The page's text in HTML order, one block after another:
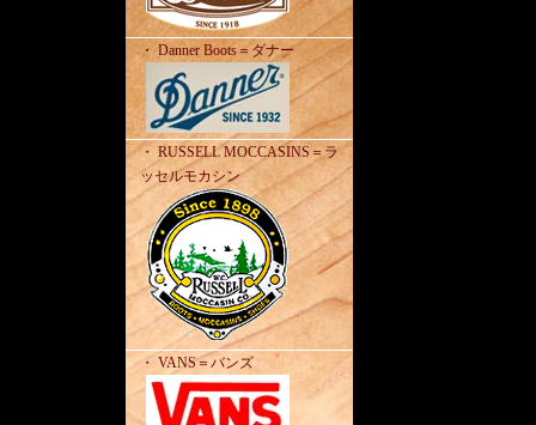
・ Danner Boots＝ダナー
・ RUSSELL MOCCASINS＝ラ
ッセルモカシン
・ VANS＝バンズ